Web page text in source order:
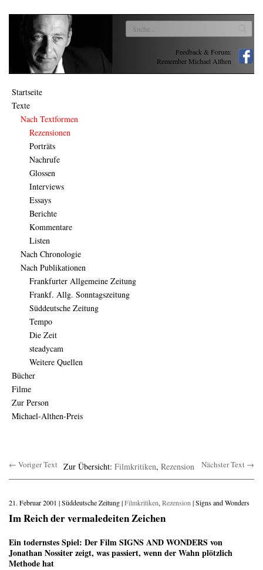
Feedback & Forum:
Remember Michael Althen
Startseite
Texte
Nach Textformen
Rezensionen
Porträts
Nachrufe
Glossen
Interviews
Essays
Berichte
Kommentare
Listen
Nach Chronologie
Nach Publikationen
Frankfurter Allgemeine Zeitung
Frankf. Allg. Sonntagszeitung
Süddeutsche Zeitung
Tempo
Die Zeit
steadycam
Weitere Quellen
Bücher
Filme
Zur Person
Michael-Althen-Preis
← Voriger Text Zur Übersicht: Filmkritiken, Rezension Nächster Text →
21. Februar 2001 | Süddeutsche Zeitung |Filmkritiken, Rezension | Signs and Wonders
Im Reich der vermaledeiten Zeichen
Ein todernstes Spiel: Der Film SIGNS AND WONDERS von
Jonathan Nossiter zeigt, was passiert, wenn der Wahn plötzlich
Methode hat